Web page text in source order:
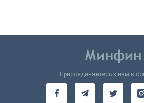
Присоединяйтесь к нам в